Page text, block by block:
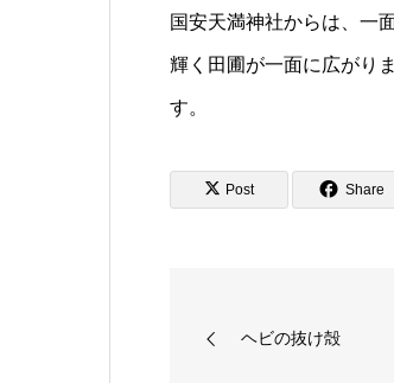
国安天満神社からは、一
輝く田圃が一面に広がり
す。
Post Share
ヘビの抜け殻